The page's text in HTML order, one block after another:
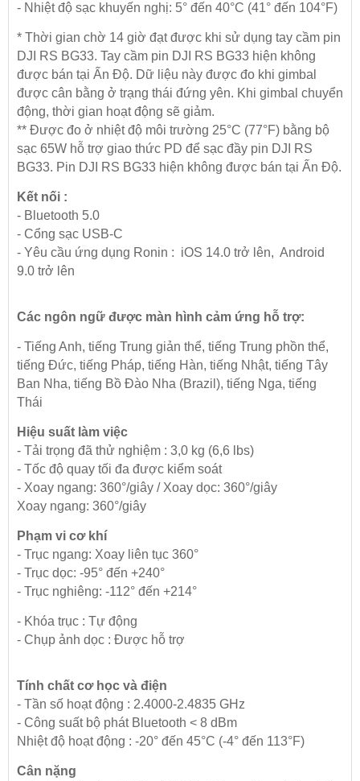
- Nhiệt độ sạc khuyến nghị: 5° đến 40°C (41° đến 104°F)
* Thời gian chờ 14 giờ đạt được khi sử dụng tay cầm pin
DJI RS BG33. Tay cầm pin DJI RS BG33 hiện không
được bán tại Ấn Độ. Dữ liệu này được đo khi gimbal
được cân bằng ở trạng thái đứng yên. Khi gimbal chuyển
động, thời gian hoạt động sẽ giảm.
** Được đo ở nhiệt độ môi trường 25°C (77°F) bằng bộ
sạc 65W hỗ trợ giao thức PD để sạc đầy pin DJI RS
BG33. Pin DJI RS BG33 hiện không được bán tại Ấn Độ.
Kết nối :
- Bluetooth 5.0
- Cổng sạc USB-C
- Yêu cầu ứng dụng Ronin : iOS 14.0 trở lên, Android
9.0 trở lên
Các ngôn ngữ được màn hình cảm ứng hỗ trợ:
- Tiếng Anh, tiếng Trung giản thể, tiếng Trung phồn thể,
tiếng Đức, tiếng Pháp, tiếng Hàn, tiếng Nhật, tiếng Tây
Ban Nha, tiếng Bồ Đào Nha (Brazil), tiếng Nga, tiếng
Thái
Hiệu suất làm việc
- Tải trọng đã thử nghiệm : 3,0 kg (6,6 lbs)
- Tốc độ quay tối đa được kiểm soát
- Xoay ngang: 360°/giây / Xoay dọc: 360°/giây
Xoay ngang: 360°/giây
Phạm vi cơ khí
- Trục ngang: Xoay liên tục 360°
- Trục dọc: -95° đến +240°
- Trục nghiêng: -112° đến +214°
- Khóa trục : Tự động
- Chụp ảnh dọc : Được hỗ trợ
Tính chất cơ học và điện
- Tần số hoạt động : 2.4000-2.4835 GHz
- Công suất bộ phát Bluetooth < 8 dBm
Nhiệt độ hoạt động : -20° đến 45°C (-4° đến 113°F)
Cân nặng